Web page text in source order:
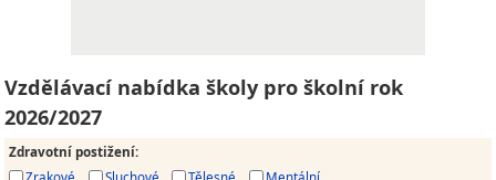
Vzdělávací nabídka školy pro školní rok
2026/2027
Zdravotní postižení: